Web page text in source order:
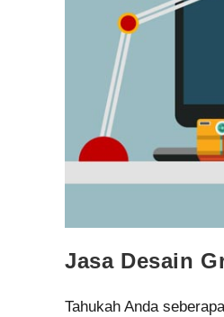
Jasa Desain
Tahukah Anda